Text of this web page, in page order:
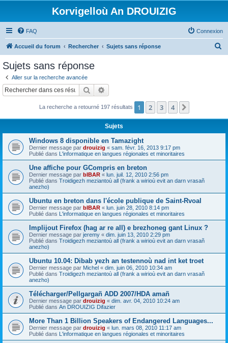
Korvigelloù An DROUIZIG
FAQ Connexion
Accueil du forum Rechercher Sujets sans réponse
c
Sujets sans réponse
Aller sur la recherche avancée
Rechercher
La recherche a retourné 197 résultats 1 2 3 4
Sujets
Windows 8 disponible en Tamazight
Dernier message par drouizig « sam. févr. 16, 2013 9:17 pm
Publié dans L'informatique en langues régionales et minoritaires
Une affiche pour GCompris en breton
Dernier message par bIBAR « lun. juil. 12, 2010 2:56 pm
Publié dans Troidigezh meziantoù all (frank a wirioù evit an darn vrasañ
anezho)
Ubuntu en breton dans l'école publique de Saint-Rvoal
Dernier message par bIBAR « lun. juin 28, 2010 8:14 pm
Publié dans L'informatique en langues régionales et minoritaires
Implijout Firefox (hag ar re all) e brezhoneg gant Linux ?
Dernier message par jeremy « dim. juin 13, 2010 2:29 pm
Publié dans Troidigezh meziantoù all (frank a wirioù evit an darn vrasañ
anezho)
Ubuntu 10.04: Dibab yezh an testennoù nad int ket troet
Dernier message par Michel « dim. juin 06, 2010 10:34 am
Publié dans Troidigezh meziantoù all (frank a wirioù evit an darn vrasañ
anezho)
Télécharger/Pellgargañ ADD 2007/HDA amañ
Dernier message par drouizig « dim. avr. 04, 2010 10:24 am
Publié dans An DROUIZIG Difazier
More Than 1 Billion Speakers of Endangered Languages...
Dernier message par drouizig « lun. mars 08, 2010 11:17 am
Publié dans L'informatique en langues régionales et minoritaires